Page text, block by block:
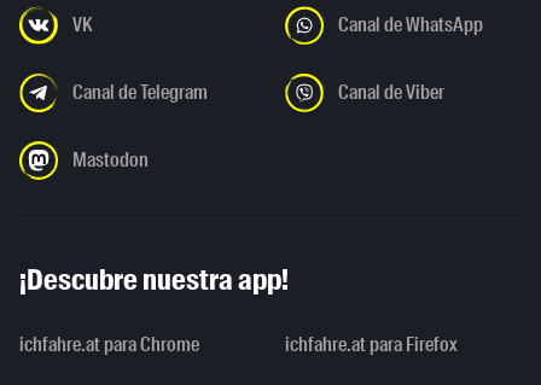
VK Canal de WhatsApp
Canal de Telegram Canal de Viber
Mastodon
¡Descubre nuestra app!
ichfahre.at para Chrome ichfahre.at para Firefox